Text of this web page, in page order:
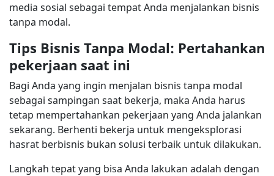
media sosial sebagai tempat Anda menjalankan bisnis
tanpa modal.
Tips Bisnis Tanpa Modal: Pertahankan
pekerjaan saat ini
Bagi Anda yang ingin menjalan bisnis tanpa modal
sebagai sampingan saat bekerja, maka Anda harus
tetap mempertahankan pekerjaan yang Anda jalankan
sekarang. Berhenti bekerja untuk mengeksplorasi
hasrat berbisnis bukan solusi terbaik untuk dilakukan.
Langkah tepat yang bisa Anda lakukan adalah dengan